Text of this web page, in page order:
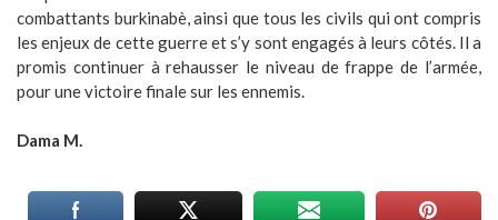
combattants burkinabè, ainsi que tous les civils qui ont compris
les enjeux de cette guerre et s’y sont engagés à leurs côtés. Il a
promis continuer à rehausser le niveau de frappe de l’armée,
pour une victoire finale sur les ennemis.
Dama M.